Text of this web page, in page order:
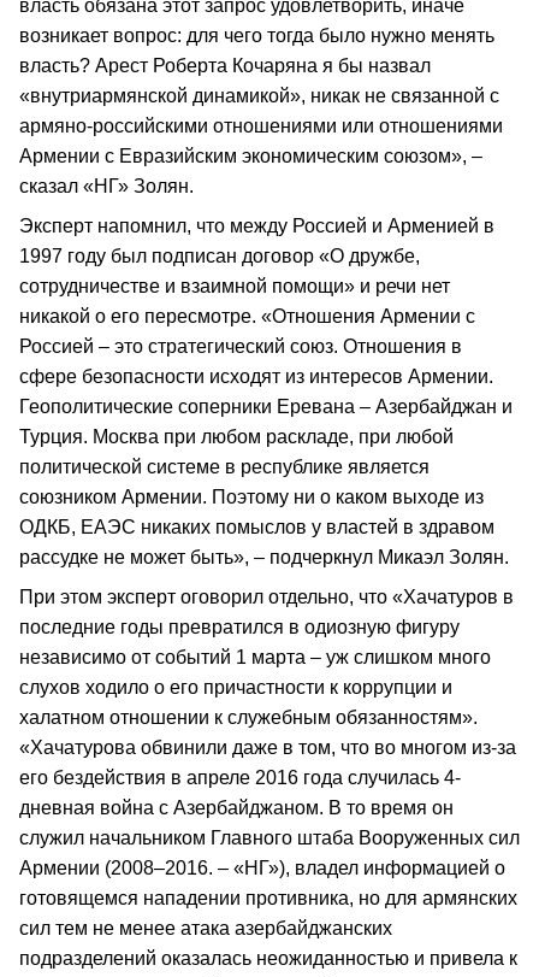
власть обязана этот запрос удовлетворить, иначе
возникает вопрос: для чего тогда было нужно менять
власть? Арест Роберта Кочаряна я бы назвал
«внутриармянской динамикой», никак не связанной с
армяно-российскими отношениями или отношениями
Армении с Евразийским экономическим союзом», –
сказал «НГ» Золян.
Эксперт напомнил, что между Россией и Арменией в
1997 году был подписан договор «О дружбе,
сотрудничестве и взаимной помощи» и речи нет
никакой о его пересмотре. «Отношения Армении с
Россией – это стратегический союз. Отношения в
сфере безопасности исходят из интересов Армении.
Геополитические соперники Еревана – Азербайджан и
Турция. Москва при любом раскладе, при любой
политической системе в республике является
союзником Армении. Поэтому ни о каком выходе из
ОДКБ, ЕАЭС никаких помыслов у властей в здравом
рассудке не может быть», – подчеркнул Микаэл Золян.
При этом эксперт оговорил отдельно, что «Хачатуров в
последние годы превратился в одиозную фигуру
независимо от событий 1 марта – уж слишком много
слухов ходило о его причастности к коррупции и
халатном отношении к служебным обязанностям».
«Хачатурова обвинили даже в том, что во многом из-за
его бездействия в апреле 2016 года случилась 4-
дневная война с Азербайджаном. В то время он
служил начальником Главного штаба Вооруженных сил
Армении (2008–2016. – «НГ»), владел информацией о
готовящемся нападении противника, но для армянских
сил тем не менее атака азербайджанских
подразделений оказалась неожиданностью и привела к